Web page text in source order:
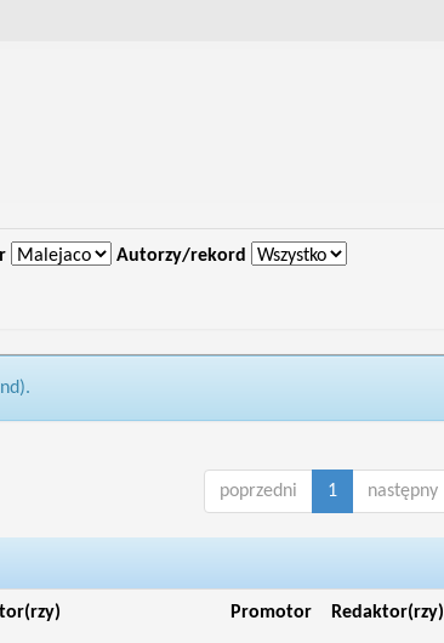
Autorzy/rekord
poprzedni 1 następny
Promotor Redaktor(rzy)